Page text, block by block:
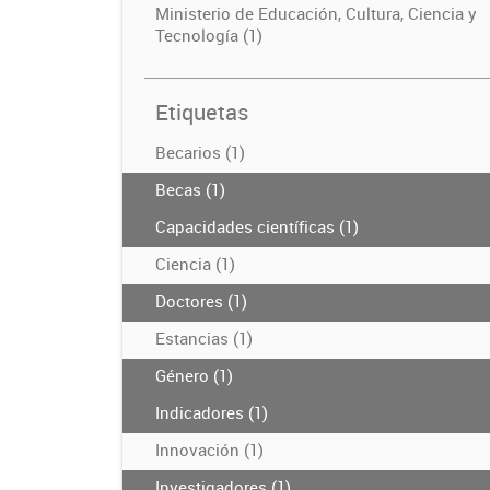
Ministerio de Educación, Cultura, Ciencia y
Tecnología (1)
Etiquetas
Becarios (1)
Becas (1)
Capacidades científicas (1)
Ciencia (1)
Doctores (1)
Estancias (1)
Género (1)
Indicadores (1)
Innovación (1)